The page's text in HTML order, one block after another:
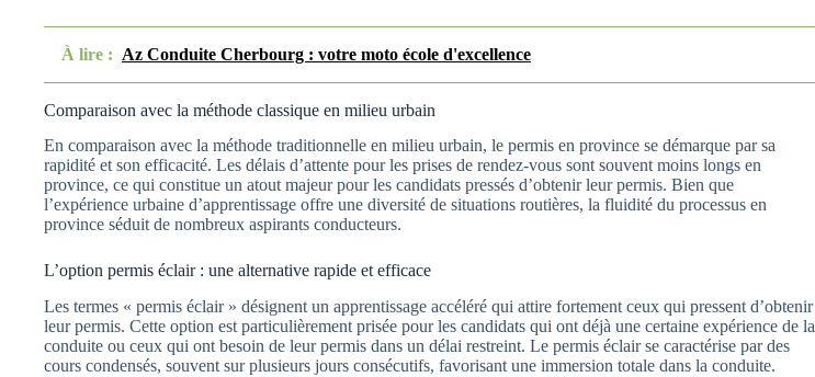
À lire : Az Conduite Cherbourg : votre moto école d'excellence
Comparaison avec la méthode classique en milieu urbain
En comparaison avec la méthode traditionnelle en milieu urbain, le permis en province se démarque par sa
rapidité et son efficacité. Les délais d’attente pour les prises de rendez-vous sont souvent moins longs en
province, ce qui constitue un atout majeur pour les candidats pressés d’obtenir leur permis. Bien que
l’expérience urbaine d’apprentissage offre une diversité de situations routières, la fluidité du processus en
province séduit de nombreux aspirants conducteurs.
L’option permis éclair : une alternative rapide et efficace
Les termes « permis éclair » désignent un apprentissage accéléré qui attire fortement ceux qui pressent d’obtenir
leur permis. Cette option est particulièrement prisée pour les candidats qui ont déjà une certaine expérience de la
conduite ou ceux qui ont besoin de leur permis dans un délai restreint. Le permis éclair se caractérise par des
cours condensés, souvent sur plusieurs jours consécutifs, favorisant une immersion totale dans la conduite.